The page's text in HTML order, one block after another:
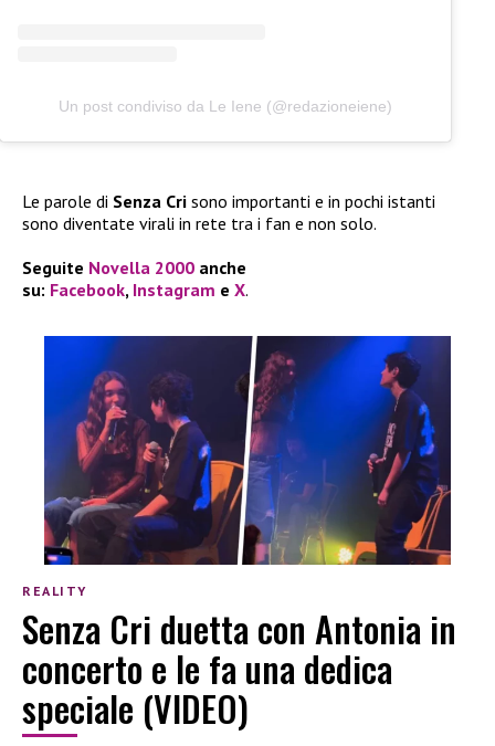
Un post condiviso da Le Iene (@redazioneiene)
Le parole di Senza Cri sono importanti e in pochi istanti
sono diventate virali in rete tra i fan e non solo.
Seguite Novella 2000 anche
su: Facebook, Instagram e X.
REALITY
Senza Cri duetta con Antonia in
concerto e le fa una dedica
speciale (VIDEO)